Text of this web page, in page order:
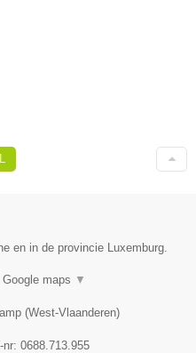
en in de provincie Luxemburg.
Google maps ▼
(West-Vlaanderen)
nr: 0688.713.955